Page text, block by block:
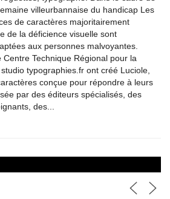
villeurbannaise du handicap Les
de caractères majoritairement
de la déficience visuelle sont
aux personnes malvoyantes.
Technique Régional pour la
typographies.fr ont créé Luciole,
conçue pour répondre à leurs
par des éditeurs spécialisés, des
des...